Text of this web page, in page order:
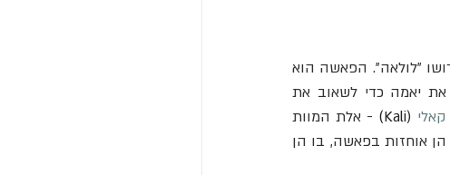
קאלי (
Kali)